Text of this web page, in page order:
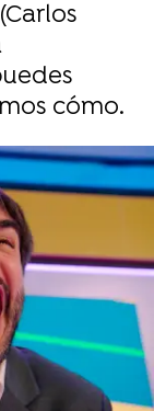
cómo.